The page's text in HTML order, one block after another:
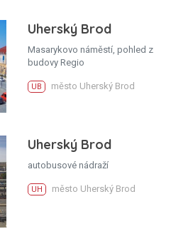
Uherský Brod
Masarykovo náměstí, pohled z
budovy Regio
UB město Uherský Brod
Uherský Brod
autobusové nádraží
UH město Uherský Brod